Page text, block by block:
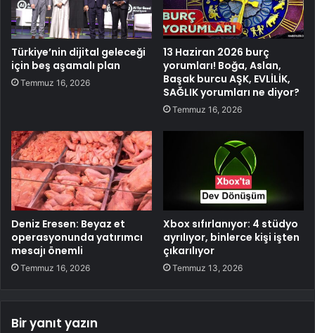
Türkiye’nin dijital geleceği
için beş aşamalı plan
Temmuz 16, 2026
13 Haziran 2026 burç
yorumları! Boğa, Aslan,
Başak burcu AŞK, EVLİLİK,
SAĞLIK yorumları ne diyor?
Temmuz 16, 2026
Deniz Eresen: Beyaz et
operasyonunda yatırımcı
mesajı önemli
Temmuz 16, 2026
Xbox sıfırlanıyor: 4 stüdyo
ayrılıyor, binlerce kişi işten
çıkarılıyor
Temmuz 13, 2026
Bir yanıt yazın